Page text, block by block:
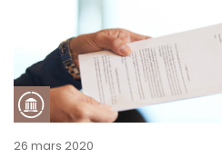
26 mars 2020